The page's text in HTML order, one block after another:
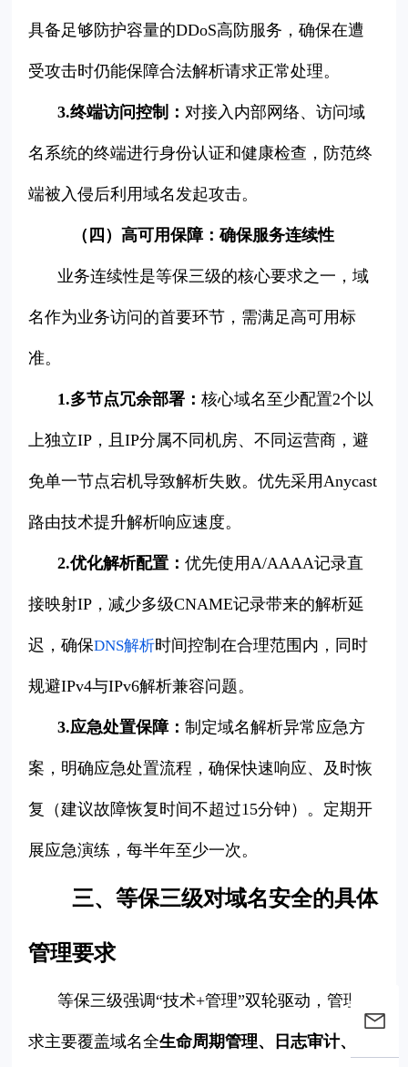
具备足够防护容量的DDoS高防服务，确保在遭
受攻击时仍能保障合法解析请求正常处理。
3.终端访问控制：对接入内部网络、访问域
名系统的终端进行身份认证和健康检查，防范终
端被入侵后利用域名发起攻击。
（四）高可用保障：确保服务连续性
业务连续性是等保三级的核心要求之一，域
名作为业务访问的首要环节，需满足高可用标
准。
1.多节点冗余部署：核心域名至少配置2个以
上独立IP，且IP分属不同机房、不同运营商，避
免单一节点宕机导致解析失败。优先采用Anycast
路由技术提升解析响应速度。
2.优化解析配置：优先使用A/AAAA记录直
接映射IP，减少多级CNAME记录带来的解析延
迟，确保DNS解析时间控制在合理范围内，同时
规避IPv4与IPv6解析兼容问题。
3.应急处置保障：制定域名解析异常应急方
案，明确应急处置流程，确保快速响应、及时恢
复（建议故障恢复时间不超过15分钟）。定期开
展应急演练，每半年至少一次。
三、等保三级对域名安全的具体
管理要求
等保三级强调“技术+管理”双轮驱动，管理要
求主要覆盖域名全生命周期管理、日志审计、人